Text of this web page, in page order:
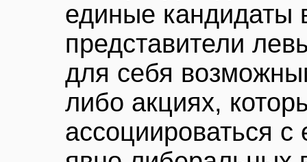
единые кандидаты
представители
для себя
либо акциях,
ассоциироваться